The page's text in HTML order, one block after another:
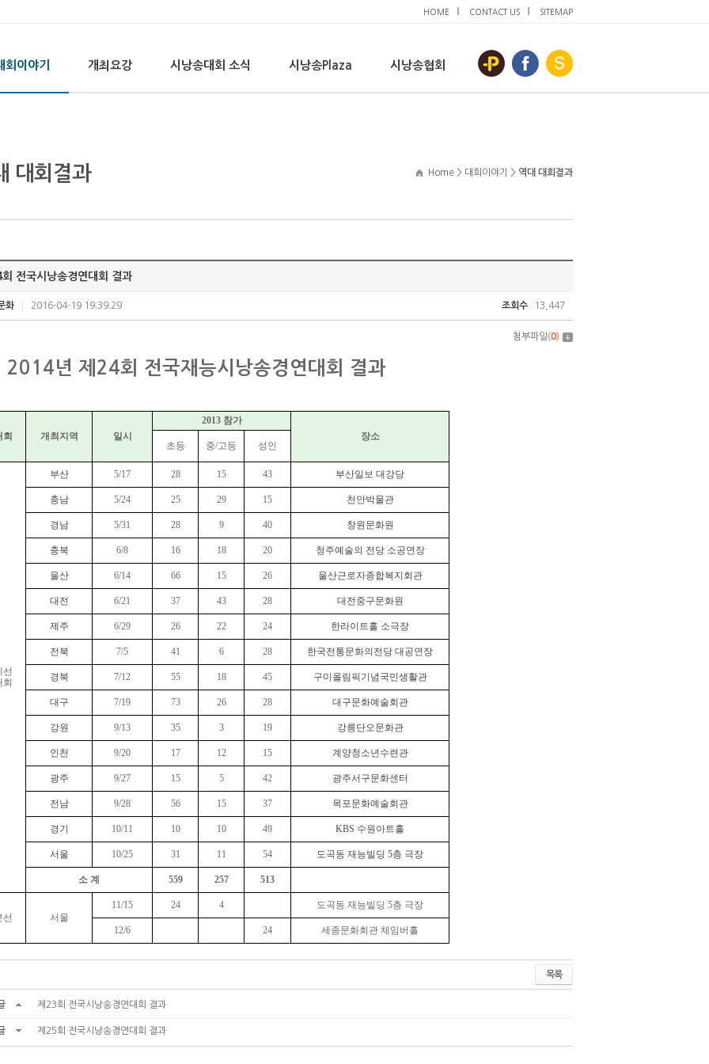
HOME CONTACT US SITEMAP
회이야기 개최요강 시낭송대회 소식 시낭송Plaza 시낭송협회
대회결과 Home > 대회이야기 > 역대 대회결과
전국시낭송경연대회 결과
화 2016-04-19 19:39:29 조회수 13,447
첨부파일(0)
년 제24회 전국재능시낭송경연대회 결과
회 개최지역 일시
2013 참가
장소
초등
중/고등 성인
선
회
부산 5/17 28 15 43 부산일보 대강당
충남 5/24 25 29 15 천안박물관
경남 5/31 28 9 40 창원문화원
충북 6/8 16 18 20 청주예술의 전당 소공연장
울산 6/14 66 15 26 울산근로자종합복지회관
대전 6/21 37 43 28 대전중구문화원
제주 6/29 26 22 24 한라이트홀 소극장
전북 7/5 41 6 28 한국전통문화의전당 대공연장
경북 7/12 55 18 45 구미올림픽기념국민생활관
대구 7/19 73 26 28 대구문화예술회관
강원 9/13 35 3 19 강릉단오문화관
인천 9/20 17 12 15 계양청소년수련관
광주 9/27 15 5 42 광주서구문화센터
전남 9/28 56 15 37 목포문화예술회관
경기 10/11 10 10 49 KBS 수원아트홀
서울 10/25 31 11 54 도곡동 재능빌딩 5층 극장
소 계 559 257 513
선 서울
11/15 24 4 도곡동 재능빌딩 5층 극장
12/6 24 세종문화회관 체임버홀
목록
제23회 전국시낭송경연대회 결과
제25회 전국시낭송경연대회 결과